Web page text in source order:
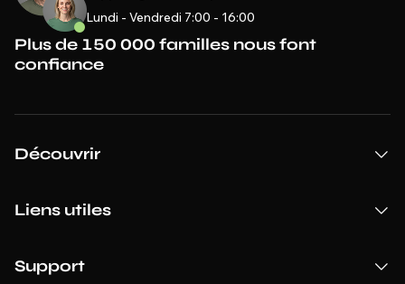
Lundi - Vendredi 7:00 - 16:00
Plus de 150 000 familles nous font
confiance
Découvrir
Liens utiles
Support